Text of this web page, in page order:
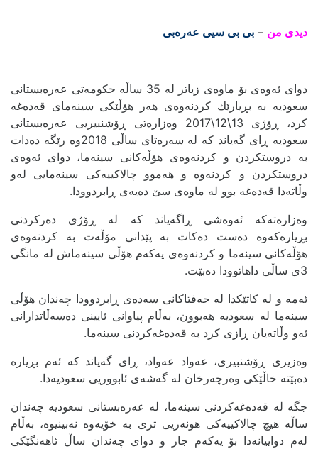
دیدی من – بی بی سیی عەرەبی
دوای ئەوەی بۆ ماوەی زیاتر لە 35 ساڵە حکومەتی عەرەبستانی
سعودیە بە بڕیارێك کردنەوەی هەر هۆڵێکی سینەمای قەدەغە
کرد، ڕۆژی 13\12\2017 وەزارەتی ڕۆشنبیریی عەرەبستانی
سعودیە ڕای گەیاند کە لە سەرەتای ساڵی 2018وە رێگە دەدات
بە دروستکردن و کردنەوەی هۆڵەکانی سینەما، دوای ئەوەی
دروستکردن و کردنەوە و هەموو چالاکییەکی سینەمایی لەو
وڵاتەدا قەدەغە بوو لە ماوەی سێ دەیەی ڕابردوودا.
وەزارەتەکە ئەوەشی ڕاگەیاند کە لە ڕۆژی دەرکردنی
بڕیارەکەوە دەست دەکات بە پێدانی مۆڵەت بە کردنەوەی
هۆڵەکانی سینەما و کردنەوەی یەکەم هۆڵی سینەماش لە مانگی
3ی ساڵی داهاتوودا دەبێت.
ئەمە و لە کاتێکدا لە حەفتاکانی سەدەی ڕابردوودا چەندان هۆڵی
سینەما لە سعودیە هەبوون، بەڵام پیاوانی ئایینی دەسەڵاتدارانی
ئەو وڵاتەیان ڕازی کرد بە قەدەغەکردنی سینەما.
وەزیری ڕۆشنبیری، عەواد عەواد، ڕای گەیاند کە ئەم بڕیارە
دەبێتە خاڵێکی وەرچەرخان لە گەشەی ئابووریی سعودیەدا.
جگە لە قەدەغەکردنی سینەما، لە عەرەبستانی سعودیە چەندان
ساڵە هیچ چالاکییەکی هونەریی تری بە خۆیەوە نەبینیوە، بەڵام
لەم دواییانەدا بۆ یەکەم جار و دوای چەندان ساڵ ئاهەنگێکی